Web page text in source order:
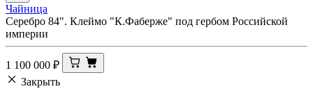
Чайница
Серебро 84". Клеймо "К.Фаберже" под гербом Российской
империи
1 100 000 ₽
Закрыть